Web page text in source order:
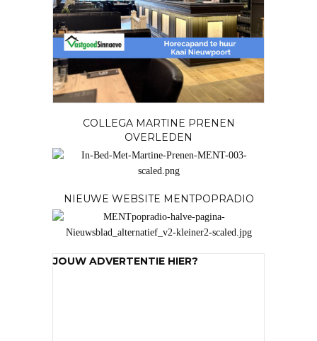
COLLEGA MARTINE PRENEN
OVERLEDEN
NIEUWE WEBSITE MENTPOPRADIO
JOUW ADVERTENTIE HIER?